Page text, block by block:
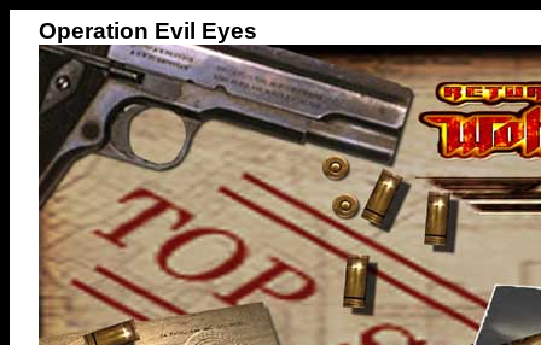
Operation Evil Eyes